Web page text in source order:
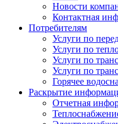
Новости
Контактная
Потребителям
Услуги по
Услуги по
Услуги по
Услуги по
Горячее
Раскрытие
Отчетная